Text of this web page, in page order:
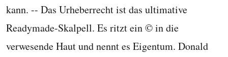
kann. -- Das Urheberrecht ist das ultimative
Readymade-Skalpell. Es ritzt ein © in die
verwesende Haut und nennt es Eigentum. Donald